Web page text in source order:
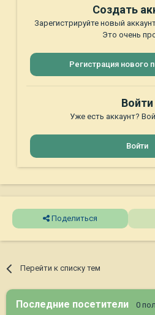
Создать
Зарегистрируйте новый
Это очень
Регистрация нового
Войти
Уже есть аккаунт?
Войти
Поделиться
Перейти к списку тем
Последние посетители 0